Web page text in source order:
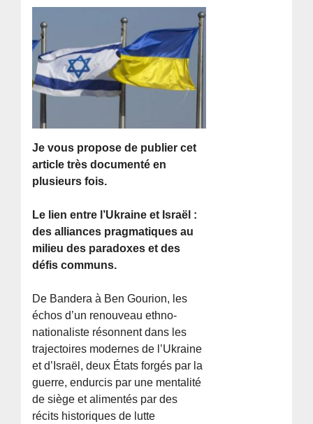
Je vous propose de publier cet
article très documenté en
plusieurs fois.
Le lien entre l’Ukraine et Israël :
des alliances pragmatiques au
milieu des paradoxes et des
défis communs.
De Bandera à Ben Gourion, les
échos d’un renouveau ethno-
nationaliste résonnent dans les
trajectoires modernes de l’Ukraine
et d’Israël, deux États forgés par la
guerre, endurcis par une mentalité
de siège et alimentés par des
récits historiques de lutte